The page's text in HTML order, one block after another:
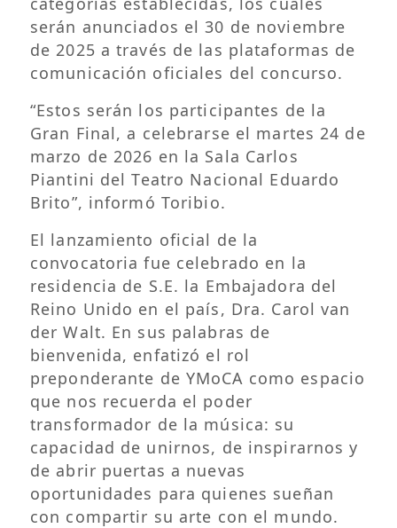
serán anunciados el 30 de noviembre
de 2025 a través de las plataformas de
comunicación oficiales del concurso.
“Estos serán los participantes de la
Gran Final, a celebrarse el martes 24 de
marzo de 2026 en la Sala Carlos
Piantini del Teatro Nacional Eduardo
Brito”, informó Toribio.
El lanzamiento oficial de la
convocatoria fue celebrado en la
residencia de S.E. la Embajadora del
Reino Unido en el país, Dra. Carol van
der Walt. En sus palabras de
bienvenida, enfatizó el rol
preponderante de YMoCA como espacio
que nos recuerda el poder
transformador de la música: su
capacidad de unirnos, de inspirarnos y
de abrir puertas a nuevas
oportunidades para quienes sueñan
con compartir su arte con el mundo.